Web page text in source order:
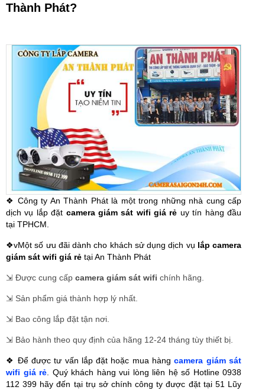
Thành Phát?
❖ Công ty An Thành Phát là một trong những nhà cung cấp
dịch vụ lắp đặt camera giám sát wifi giá rẻ uy tín hàng đầu
tại TPHCM.
❖vMột số ưu đãi dành cho khách sử dụng dịch vụ lắp camera
giám sát wifi giá rẻ tại An Thành Phát
⇲ Được cung cấp camera giám sát wifi chính hãng.
⇲ Sản phẩm giá thành hợp lý nhất.
⇲ Bao công lắp đặt tận nơi.
⇲ Bảo hành theo quy định của hãng 12-24 tháng tùy thiết bị.
❖ Để được tư vấn lắp đặt hoặc mua hàngcamera giám sát
wifi giá rẻ . Quý khách hàng vui lòng liên hệ số Hotline 0938
112 399 hãy đến tại trụ sở chính công ty được đặt tại 51 Lũy